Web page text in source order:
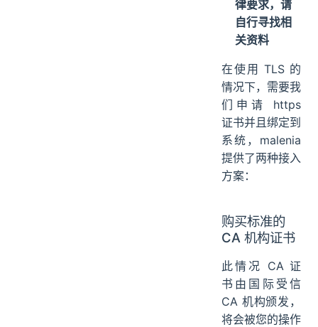
律要求，请
自行寻找相
关资料
在使用 TLS 的
情况下，需要我
们申请 https
证书并且绑定到
系统，malenia
提供了两种接入
方案：
购买标准的
CA 机构证书
此情况 CA 证
书由国际受信
CA 机构颁发，
将会被您的操作